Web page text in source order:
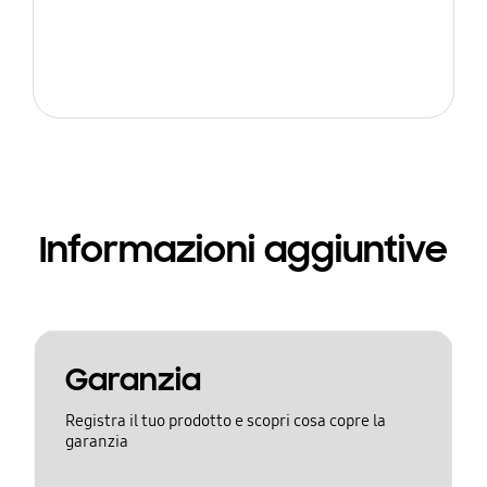
Informazioni aggiuntive
Garanzia
Registra il tuo prodotto e scopri cosa copre la
garanzia